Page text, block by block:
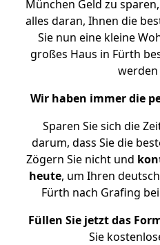
München Geld zu
alles daran, Ihnen die
Sie nun eine kleine
großes Haus in Fürth
werden
Wir haben immer die
Sparen Sie sich die
darum, dass Sie die
Zögern Sie nicht und
heute, um Ihren
Fürth nach Grafing
Füllen Sie jetzt das
Sie